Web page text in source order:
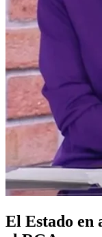
El Estado en